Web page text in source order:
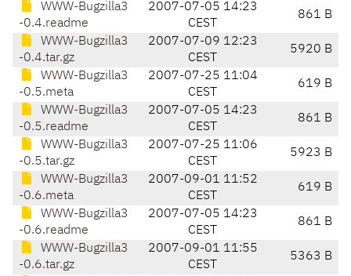
WWW-Bugzilla3
-0.4.readme
2007-07-05 14:23
CEST
861 B
WWW-Bugzilla3
-0.4.tar.gz
2007-07-09 12:23
CEST
5920 B
WWW-Bugzilla3
-0.5.meta
2007-07-25 11:04
CEST
619 B
WWW-Bugzilla3
-0.5.readme
2007-07-05 14:23
CEST
861 B
WWW-Bugzilla3
-0.5.tar.gz
2007-07-25 11:06
CEST
5923 B
WWW-Bugzilla3
-0.6.meta
2007-09-01 11:52
CEST
619 B
WWW-Bugzilla3
-0.6.readme
2007-07-05 14:23
CEST
861 B
WWW-Bugzilla3
-0.6.tar.gz
2007-09-01 11:55
CEST
5363 B